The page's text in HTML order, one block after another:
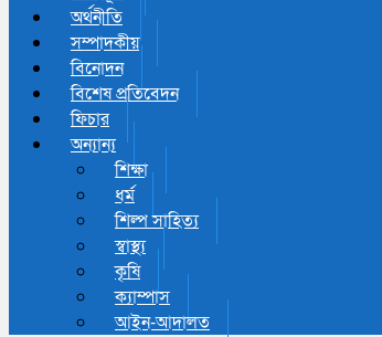
অর্থনীতি
সম্পাদকীয়
বিনোদন
বিশেষ প্রতিবেদন
ফিচার
অন্যান্য
শিক্ষা
ধর্ম
শিল্প সাহিত্য
স্বাস্থ্য
কৃষি
ক্যাম্পাস
আইন-আদালত